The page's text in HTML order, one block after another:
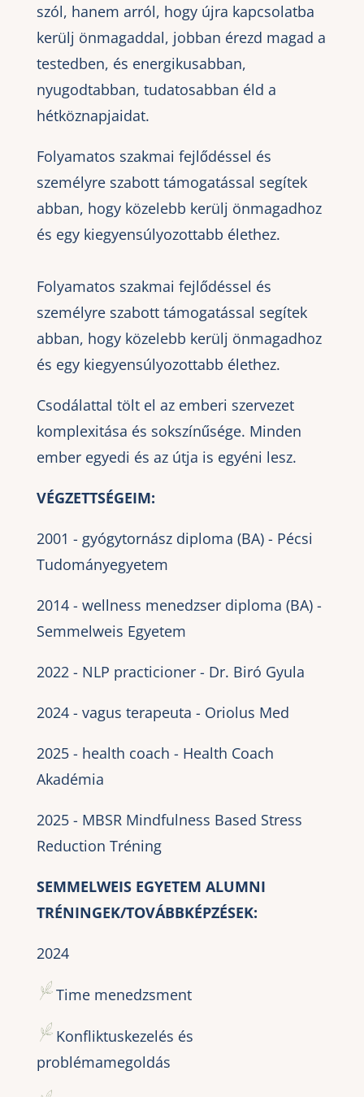
szól, hanem arról, hogy újra kapcsolatba
kerülj önmagaddal, jobban érezd magad a
testedben, és energikusabban,
nyugodtabban, tudatosabban éld a
hétköznapjaidat.
Folyamatos szakmai fejlődéssel és
személyre szabott támogatással segítek
abban, hogy közelebb kerülj önmagadhoz
és egy kiegyensúlyozottabb élethez.
Folyamatos szakmai fejlődéssel és
személyre szabott támogatással segítek
abban, hogy közelebb kerülj önmagadhoz
és egy kiegyensúlyozottabb élethez.
Csodálattal tölt el az emberi szervezet
komplexitása és sokszínűsége. Minden
ember egyedi és az útja is egyéni lesz.
VÉGZETTSÉGEIM:
2001 - gyógytornász diploma (BA) - Pécsi
Tudományegyetem
2014 - wellness menedzser diploma (BA) -
Semmelweis Egyetem
2022 - NLP practicioner - Dr. Biró Gyula
2024 - vagus terapeuta - Oriolus Med
2025 - health coach - Health Coach
Akadémia
2025 - MBSR Mindfulness Based Stress
Reduction Tréning
SEMMELWEIS EGYETEM ALUMNI
TRÉNINGEK/TOVÁBBKÉPZÉSEK:
2024
Time menedzsment
Konfliktuskezelés és
problémamegoldás